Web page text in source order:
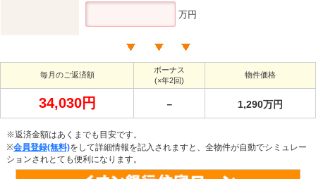
万円
毎月のご返済額
ボーナス
(×年2回)
物件価格
34,030円 － 1,290万円
※返済金額はあくまでも目安です。
※会員登録(無料)をして詳細情報を記入されますと、全物件が自動でシミュレー
ションされとても便利になります。